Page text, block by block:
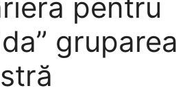
pentru
gruparea